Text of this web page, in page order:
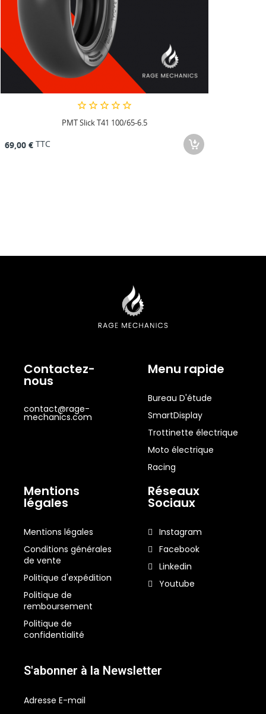
PMT Slick T41 100/65-6.5
69,00 € TTC
Contactez-
nous
contact@rage-
mechanics.com
Menu rapide
Bureau D'étude
SmartDisplay
Trottinette électrique
Moto électrique
Racing
Mentions
légales
Mentions légales
Conditions générales
de vente
Politique d'expédition
Politique de
remboursement
Politique de
confidentialité
Réseaux
Sociaux
Instagram
Facebook
Linkedin
Youtube
S'abonner à la Newsletter
Adresse E-mail